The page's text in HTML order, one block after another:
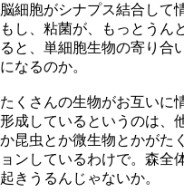
脳細胞がシナプス結合して
もし、粘菌が、もっとうん
ると、単細胞生物の寄り合
になるのか。
たくさんの生物がお互いに
形成しているというのは、
か昆虫とか微生物とかがた
ョンしているわけで。森全
起きうるんじゃないか。